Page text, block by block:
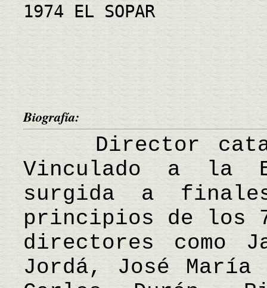
1974 EL SOPAR
Biografía:
Director
Vinculado a la
surgida a
principios de los
directores como
Jordá, José María